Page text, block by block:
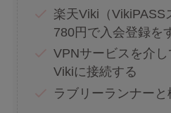
楽天Viki（VikiPASS
780円で入会登録を
VPNサービスを介
Vikiに接続する
ラブリーランナーと